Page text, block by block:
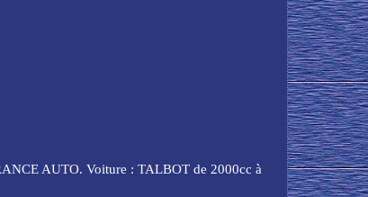
AUTO. Voiture : TALBOT de 2000cc à